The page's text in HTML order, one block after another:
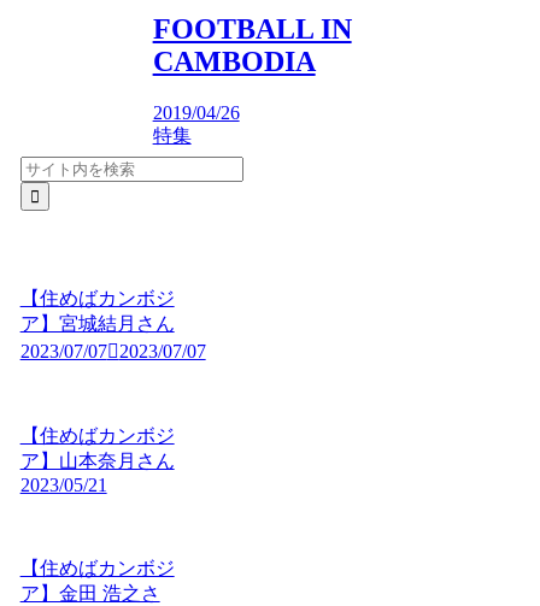
FOOTBALL IN
CAMBODIA
2019/04/26
特集
【住めばカンボジ
ア】宮城結月さん
2023/07/07
2023/07/07
【住めばカンボジ
ア】山本奈月さん
2023/05/21
【住めばカンボジ
ア】金田 浩之さ